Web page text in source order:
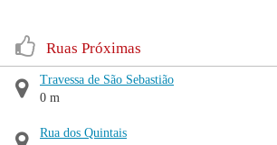
Ruas Próximas
Travessa de São Sebastião
0 m
Rua dos Quintais